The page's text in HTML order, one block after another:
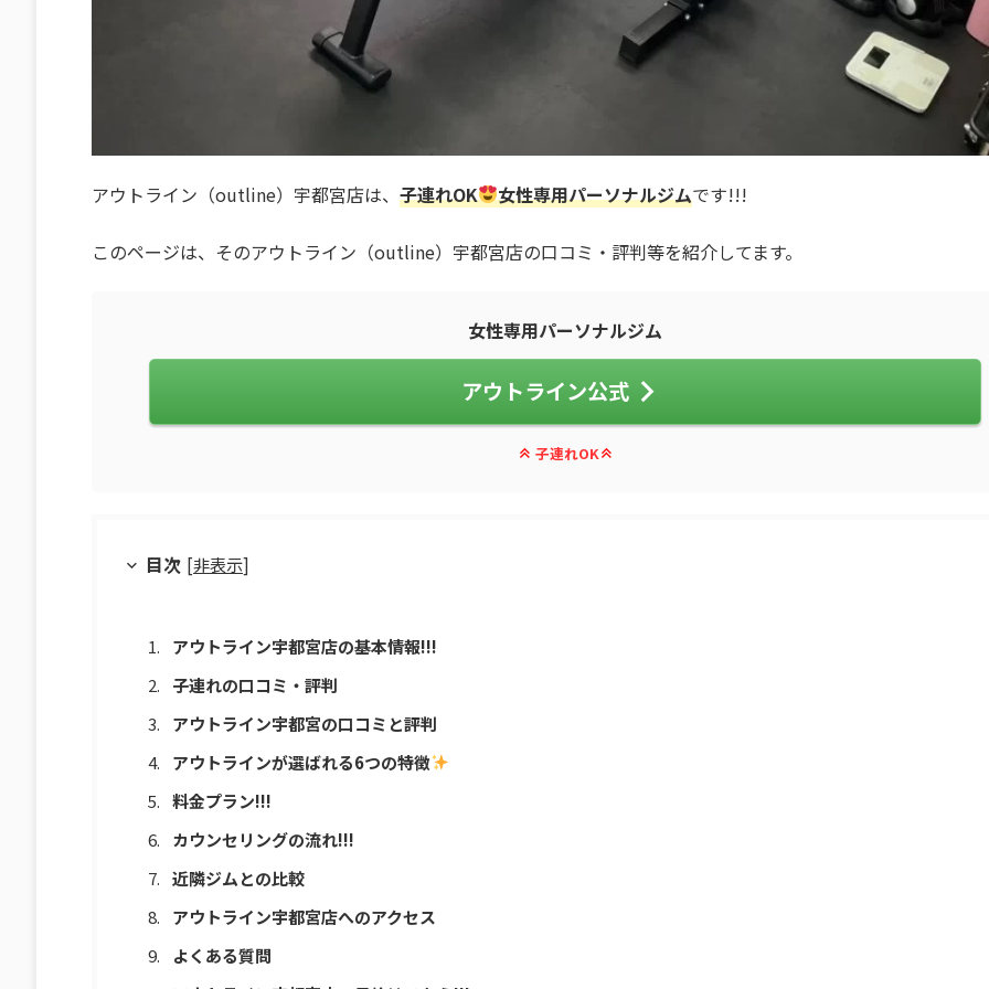
アウトライン（outline）宇都宮店は、 子連れOK 女性専用パーソナルジムです!!!
このページは、そのアウトライン（outline）宇都宮店の口コミ・評判等を紹介してます。
女性専用パーソナルジム
アウトライン公式
子連れOK
目次 [非表示]
アウトライン宇都宮店の基本情報!!!
子連れの口コミ・評判
アウトライン宇都宮の口コミと評判
アウトラインが選ばれる6つの特徴
料金プラン!!!
カウンセリングの流れ!!!
近隣ジムとの比較
アウトライン宇都宮店へのアクセス
よくある質問